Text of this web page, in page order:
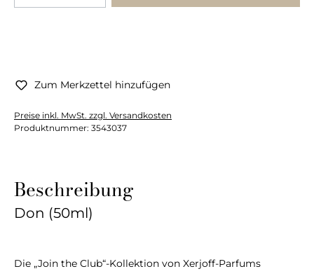
Zum Merkzettel hinzufügen
Preise inkl. MwSt. zzgl. Versandkosten
Produktnummer: 3543037
Beschreibung
Don (50ml)
Die „Join the Club“-Kollektion von Xerjoff-Parfums